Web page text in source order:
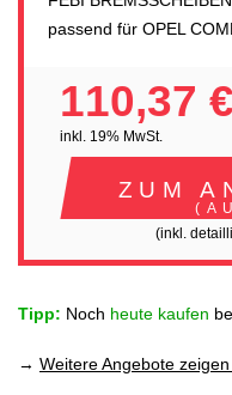
passend für OPEL
110,37 €
inkl. 19% MwSt.
ZUM
(inkl.
Tipp: Noch heute kaufen
→ Weitere Angebote